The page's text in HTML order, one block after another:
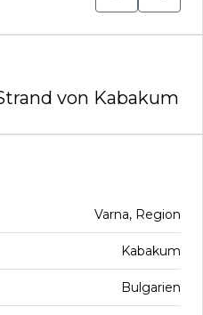
von Kabakum
Varna, Region
Kabakum
Bulgarien